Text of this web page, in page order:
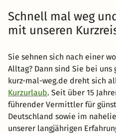
inkl. Übernachtung
Zum
Schnell mal weg
mit unseren
Sie sehnen sich nach einer
Alltag? Dann sind Sie bei
kurz-mal-weg.de dreht sich
Kurzurlaub. Seit über 15
führender Vermittler für
Deutschland sowie im
unserer langjährigen